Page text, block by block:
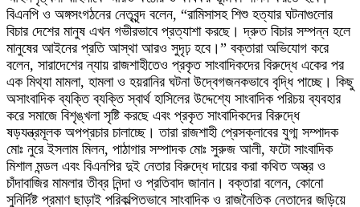
বিএনপি ও অঙ্গসংগঠনের নেতৃবৃন্দ বলেন, “রামিসাসহ শিশু হত্যার ঘটনাগুলোর
বিচার দেশের মানুষ এখন গভীরভাবে প্রত্যাশা করছে। দ্রুত বিচার সম্পন্ন হলে
মানুষের আইনের প্রতি আস্থা আরও সুদৃঢ় হবে।” বক্তারা অভিযোগ করে
বলেন, সারাদেশের ন্যায় রাজশাহীতেও প্রকৃত সাংবাদিকদের বিরুদ্ধে একের পর
এক মিথ্যা মামলা, হামলা ও হয়রানির ঘটনা উদ্বেগজনকভাবে বৃদ্ধি পাচ্ছে। কিছু
অসাংবাদিক ব্যক্তি ব্যক্তি স্বার্থ হাসিলের উদ্দেশ্যে সাংবাদিক পরিচয় ব্যবহার
করে সমাজে বিশৃঙ্খলা সৃষ্টি করছে এবং প্রকৃত সাংবাদিকদের বিরুদ্ধে
ষড়যন্ত্রমূলক অপপ্রচার চালাচ্ছে। তারা রাজশাহী প্রেসক্লাবের যুগ্ম সম্পাদক
মোঃ নুরে ইসলাম মিলন, পাঠাগার সম্পাদক মোঃ সুরুজ আলী, ফটো সাংবাদিক
মিশাল মন্ডল এবং বিএনপির দুই নেতার বিরুদ্ধে দায়ের করা কথিত অস্ত্র ও
চাঁদাবাজির মামলার তীব্র নিন্দা ও প্রতিবাদ জানান। বক্তারা বলেন, কোনো
সুনির্দিষ্ট প্রমাণ ছাড়াই পরিকল্পিতভাবে সাংবাদিক ও রাজনৈতিক নেতাদের জড়িয়ে